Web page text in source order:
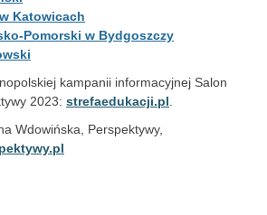
Katowicach
Pomorski w Bydgoszczy
kampanii informacyjnej Salon
2023: strefaedukacji.pl
Wdowińska, Perspektywy,